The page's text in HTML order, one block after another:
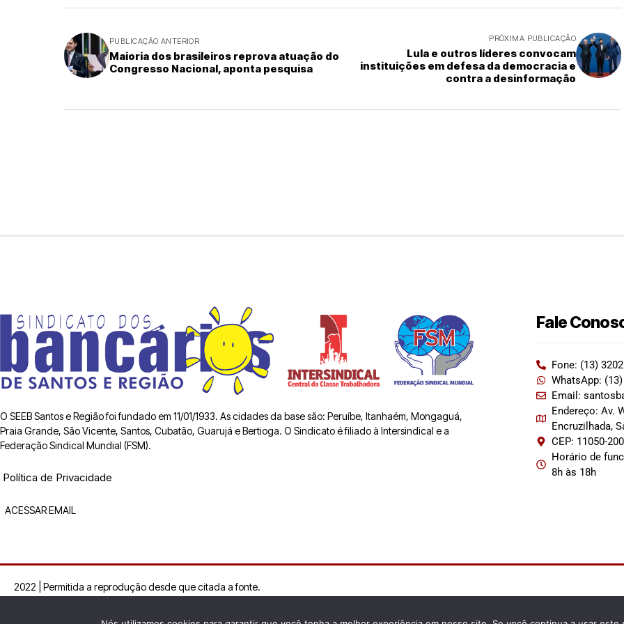
PUBLICAÇÃO ANTERIOR
Maioria dos brasileiros reprova atuação do
Congresso Nacional, aponta pesquisa
PRÓXIMA PUBLICAÇÃO
Lula e outros líderes convocam
instituições em defesa da democracia e
contra a desinformação
O SEEB Santos e Região foi fundado em 11/01/1933. As cidades da base são: Peruíbe, Itanhaém, Mongaguá,
Praia Grande, São Vicente, Santos, Cubatão, Guarujá e Bertioga. O Sindicato é filiado à Intersindical e a
Federação Sindical Mundial (FSM).
Política de Privacidade
ACESSAR EMAIL
Fale
Fone: (13)
WhatsApp:
Email:
Endereço: Av.
Encruzilhada,
CEP: 11050-200
Horário de
8h às 18h
2022 | Permitida a reprodução desde que citada a fonte.